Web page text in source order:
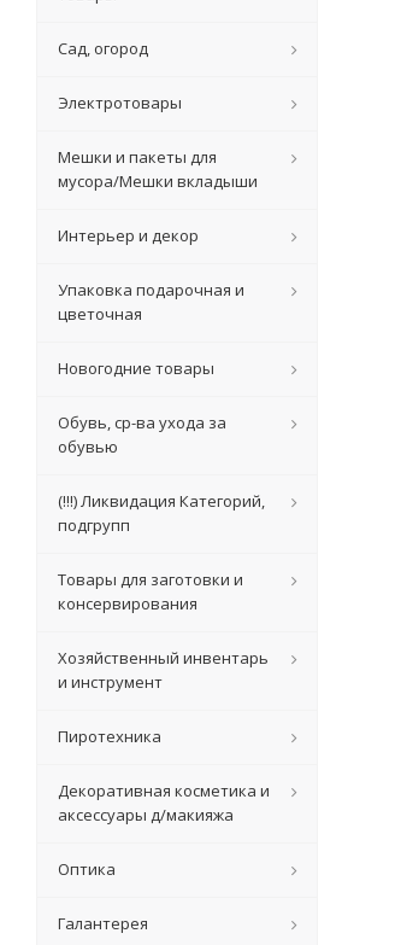
Сад, огород
Электротовары
Мешки и пакеты для
мусора/Мешки вкладыши
Интерьер и декор
Упаковка подарочная и
цветочная
Новогодние товары
Обувь, ср-ва ухода за
обувью
(!!!) Ликвидация Категорий,
подгрупп
Товары для заготовки и
консервирования
Хозяйственный инвентарь
и инструмент
Пиротехника
Декоративная косметика и
аксессуары д/макияжа
Оптика
Галантерея